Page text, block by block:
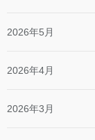
2026年5月
2026年4月
2026年3月